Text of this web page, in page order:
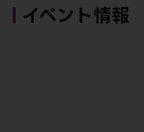
イベント情報